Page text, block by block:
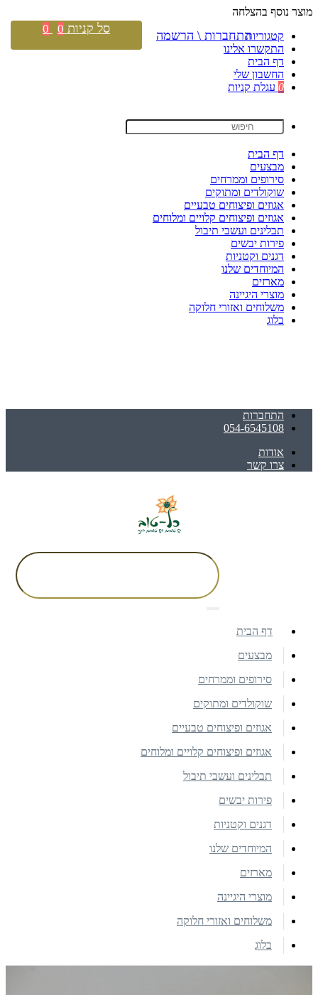
מוצר נוסף בהצלחה
קטגוריות
התקשרו אלינו
דף הבית
החשבון שלי
0 עגלת קניות
דף הבית
מבצעים
סירופים וממרחים
שוקולדים ומתוקים
אגוזים ופיצוחים טבעיים
אגוזים ופיצוחים קלויים ומלוחים
תבלינים ועשבי תיבול
פירות יבשים
דגנים וקטניות
המיוחדים שלנו
מארזים
מוצרי היגיינה
משלוחים ואזורי חלוקה
בלוג
התחברות
054-6545108
אודות
צרו קשר
התחברות \ הרשמה סל קניות 0
0
דף הבית
מבצעים
סירופים וממרחים
שוקולדים ומתוקים
אגוזים ופיצוחים טבעיים
אגוזים ופיצוחים קלויים ומלוחים
תבלינים ועשבי תיבול
פירות יבשים
דגנים וקטניות
המיוחדים שלנו
מארזים
מוצרי היגיינה
משלוחים ואזורי חלוקה
בלוג